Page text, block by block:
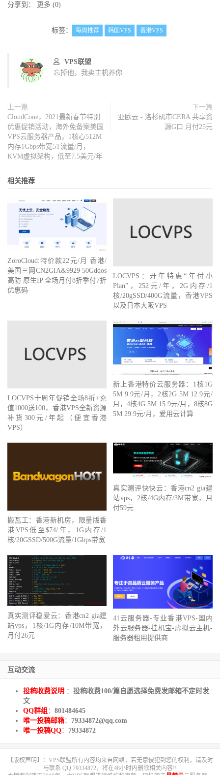
分享到： 更多 (0)
标签： 每周推荐 韩国VPS 香港VPS
VPS联盟
忘掉他，我卖主机养你
上一篇
CloudCone，2021最新春节特别
优惠促销活动，海外免备案美国
VPS云服务器产品，1核心512M
内存1Gbps带宽5T流量/月，
KVM虚拟架构，低至7.5美元/年
下一篇
亚欧云 - 洛杉矶市CERA 共享资
源G口 月付25元
相关推荐
ZoroCloud:特价款22元/月 香港/
美国三网CN2GIA&9929 50Gddos
高防 原生IP 全场月付8折季付7折
优惠码
LOCVPS：开年特惠“年付小
Plan”，252元/年，2G内存/1
核/20gSSD/400G流量，香港VPS
以及日本大阪VPS
LOCVPS十周年促销全场8折+充
值1000送100，香港VPS全新资源
补货300元/年起（便宜香港
VPS）
新上香港特价云服务器：1核1G
5M 9.9元/月，2核2G 5M 12.9元/
月，4核4G 5M 15.9元/月，8核8G
5M 29.9元/月，爱用云计算
搬瓦工：香港新机房，限量版香
港VPS低至$74/年，1G内存/1
核/20GSSD/500G流量/1Gbps带宽
真实测评快快云：香港cn2 gia建
站vps，2核/4G内存/3M带宽，月
付59元
真实测评稳爱云：香港cn2 gia建
站vps，1核/1G内存/10M带宽，
月付26元
41云服务器-专业香港VPS-国内
外云服务器-挂机宝-虚拟云主机-
服务器租用提供商
互动交流
投稿收费说明 ： 投稿收费100/篇自愿选择免费发邮箱不定时发
文
QQ群组 ： 801484645
唯一投稿邮箱： 79334872@qq.com
唯一投稿QQ： 79334872
【版权声明】：VPS联盟所有内容均来自网络，若无意侵犯到您的权利，请及时
与联系 QQ 79334872，将在48小时内删除相关内容!!